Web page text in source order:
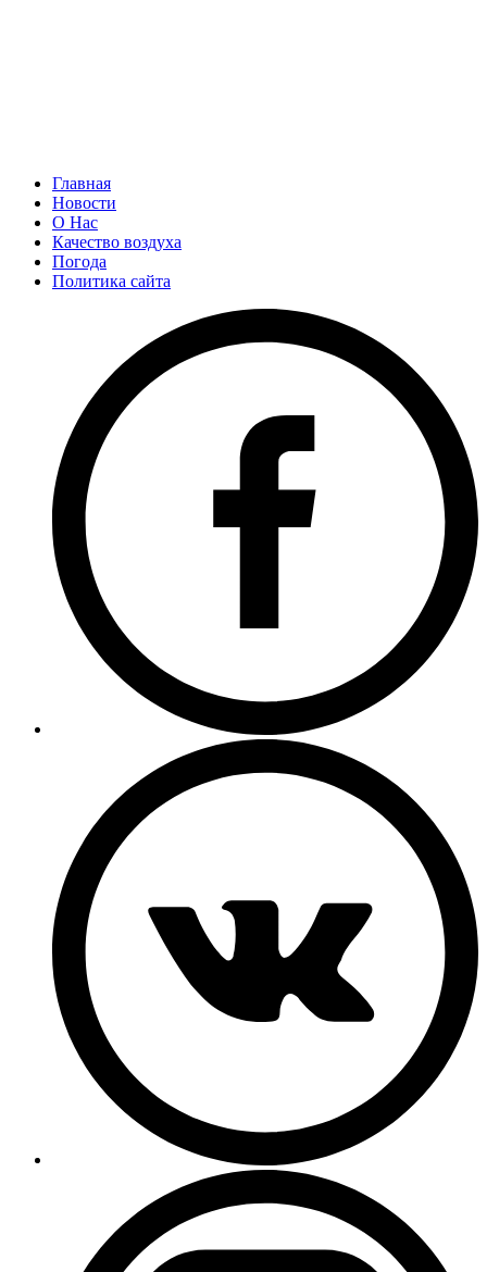
Главная
Новости
О Нас
Качество воздуха
Погода
Политика сайта